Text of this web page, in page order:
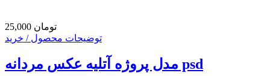
25,000 تومان
توضیحات محصول / خرید
مدل پروژه آتلیه عکس مردانه psd